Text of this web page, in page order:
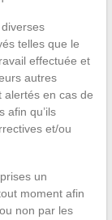
telles que le
effectuée et
autres
alertés en cas de
afin qu’ils
et/ou
un
moment afin
non par les